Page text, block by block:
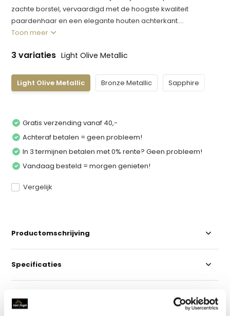
zachte borstel, vervaardigd met de hoogste kwaliteit
paardenhaar en een elegante houten achterkant....
Toon meer
3 variaties Light Olive Metallic
Light Olive Metallic Bronze Metallic Sapphire
Gratis verzending vanaf 40,-
Achteraf betalen = geen probleem!
In 3 termijnen betalen met 0% rente? Geen probleem!
Vandaag besteld = morgen genieten!
Vergelijk
Productomschrijving
Specificaties
Reviews